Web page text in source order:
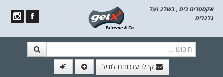
אקסטרים בים , בשלג ועל
גלגלים
קבלו עדכונים למייל